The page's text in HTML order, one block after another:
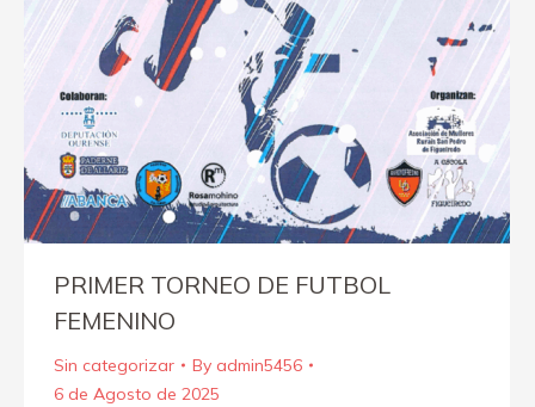
PRIMER TORNEO DE FUTBOL
FEMENINO
Sin categorizar By admin5456
6 de Agosto de 2025